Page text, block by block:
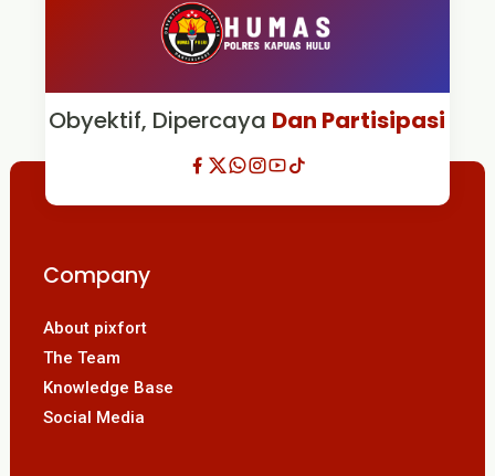
Obyektif, Dipercaya Dan Partisipasi
Company
About pixfort
The Team
Knowledge Base
Social Media